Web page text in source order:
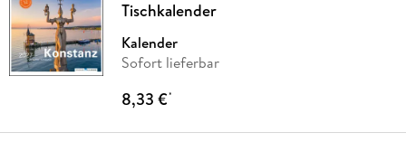
Tischkalender
Kalender
Sofort lieferbar
8,33 €*